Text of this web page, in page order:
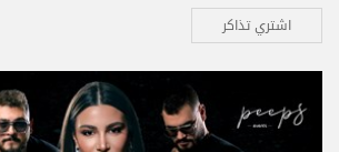
اشتري تذاكر